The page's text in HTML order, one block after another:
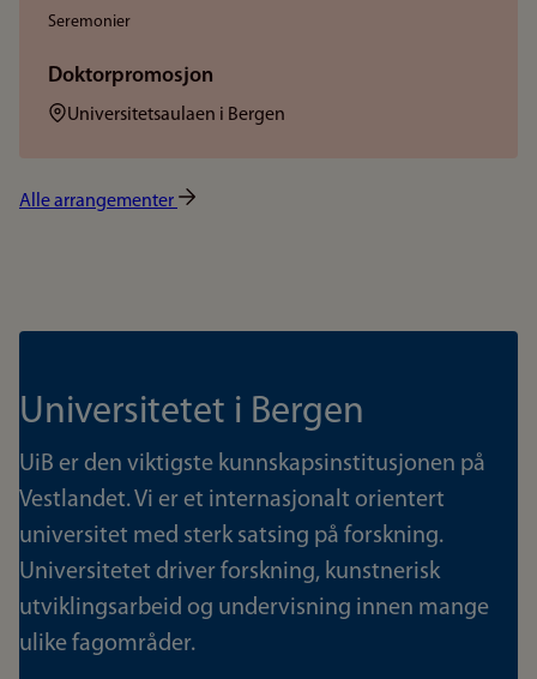
Seremonier
Doktorpromosjon
Sted:Universitetsaulaen i Bergen
Alle arrangementer
Universitetet i Bergen
UiB er den viktigste kunnskapsinstitusjonen på
Vestlandet. Vi er et internasjonalt orientert
universitet med sterk satsing på forskning.
Universitetet driver forskning, kunstnerisk
utviklingsarbeid og undervisning innen mange
ulike fagområder.